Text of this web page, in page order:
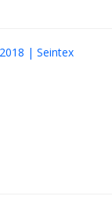
| Seintex